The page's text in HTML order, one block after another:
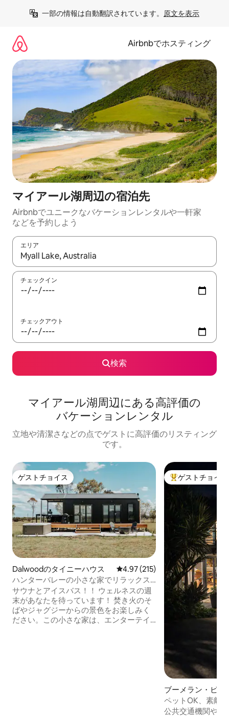
一部の情報は自動翻訳されています。 原文を表示
Airbnbでホスティング
マイアール湖⁠周⁠辺⁠の宿⁠泊⁠先
Airbnbでユニークなバ⁠ケ⁠ー⁠シ⁠ョ⁠ンレ⁠ン⁠タ⁠ルや一⁠軒⁠家
な⁠ど⁠を予⁠約⁠し⁠よ⁠う
エリア
検索結果が表示されたら、上下の矢印キーを使って移動するか
チェックイン
チェックアウト
検索
マイアール湖⁠周⁠辺⁠に⁠あ⁠る高⁠評⁠価⁠の
バ⁠ケ⁠ー⁠シ⁠ョ⁠ン⁠レ⁠ン⁠タ⁠ル
立地や清潔さなどの点でゲストに高評価のリスティング
です。
ゲストチョイス
ゲストチョイス
Dalwoodのタイニーハウス レビュー215件、5つ星中4.97つ
4.97 (215)
ハンターバレーの小さな家でリラックス
できる田園風の隠れ家
サウナとアイスバス！！ ウェルネスの週
末があなたを待っています！ 焚き火のそ
ばやジャグジーからの景色をお楽しみく
ださい。この小さな家は、エンターテイ
大好評のゲスト
ゲストチョイス
ブーメラン・ビー
ション・アパート
ペットOK、素敵
のり魔法のような
公共交通機関やお